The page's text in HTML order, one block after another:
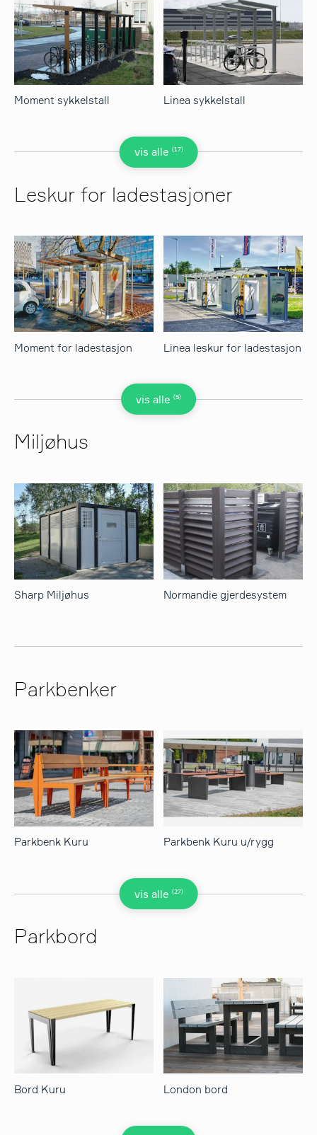
vis alle (17)
Moment sykkelstall Linea sykkelstall
Leskur for ladestasjoner
vis alle (5)
Moment for ladestasjon Linea leskur for ladestasjon
Miljøhus
Sharp Miljøhus Normandie gjerdesystem
Parkbenker
vis alle (27)
Parkbenk Kuru Parkbenk Kuru u/rygg
Parkbord
Bord Kuru London bord